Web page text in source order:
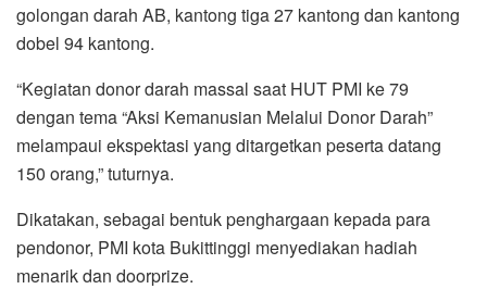
golongan darah AB, kantong tiga 27 kantong dan kantong
dobel 94 kantong.
“Kegiatan donor darah massal saat HUT PMI ke 79
dengan tema “Aksi Kemanusian Melalui Donor Darah”
melampaui ekspektasi yang ditargetkan peserta datang
150 orang,” tuturnya.
Dikatakan, sebagai bentuk penghargaan kepada para
pendonor, PMI kota Bukittinggi menyediakan hadiah
menarik dan doorprize.